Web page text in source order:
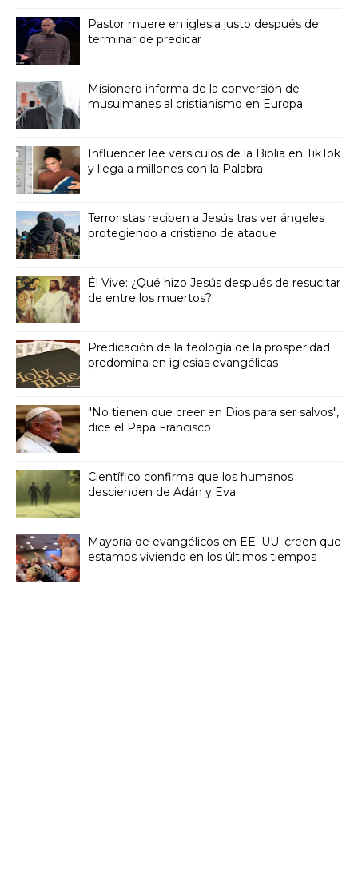
Pastor muere en iglesia justo después de
terminar de predicar
Misionero informa de la conversión de
musulmanes al cristianismo en Europa
Influencer lee versículos de la Biblia en TikTok
y llega a millones con la Palabra
Terroristas reciben a Jesús tras ver ángeles
protegiendo a cristiano de ataque
Él Vive: ¿Qué hizo Jesús después de resucitar
de entre los muertos?
Predicación de la teología de la prosperidad
predomina en iglesias evangélicas
"No tienen que creer en Dios para ser salvos",
dice el Papa Francisco
Científico confirma que los humanos
descienden de Adán y Eva
Mayoría de evangélicos en EE. UU. creen que
estamos viviendo en los últimos tiempos